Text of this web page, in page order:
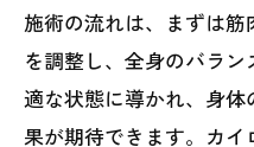
施術の流れは、まずは
を調整し、全身のバラ
適な状態に導かれ、身
果が期待できます。カ